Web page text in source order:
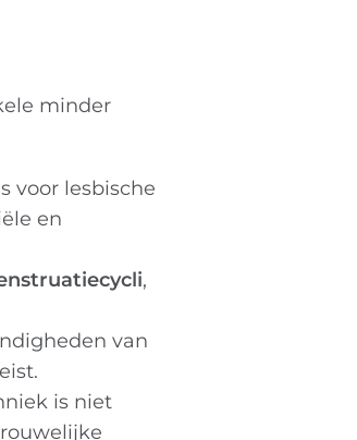
minder
voor lesbische
en
,
van
is niet